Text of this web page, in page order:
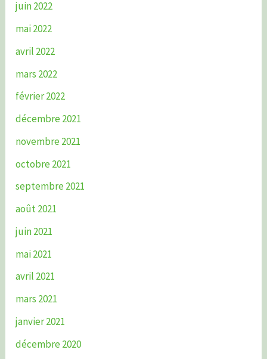
juin 2022
mai 2022
avril 2022
mars 2022
février 2022
décembre 2021
novembre 2021
octobre 2021
septembre 2021
août 2021
juin 2021
mai 2021
avril 2021
mars 2021
janvier 2021
décembre 2020